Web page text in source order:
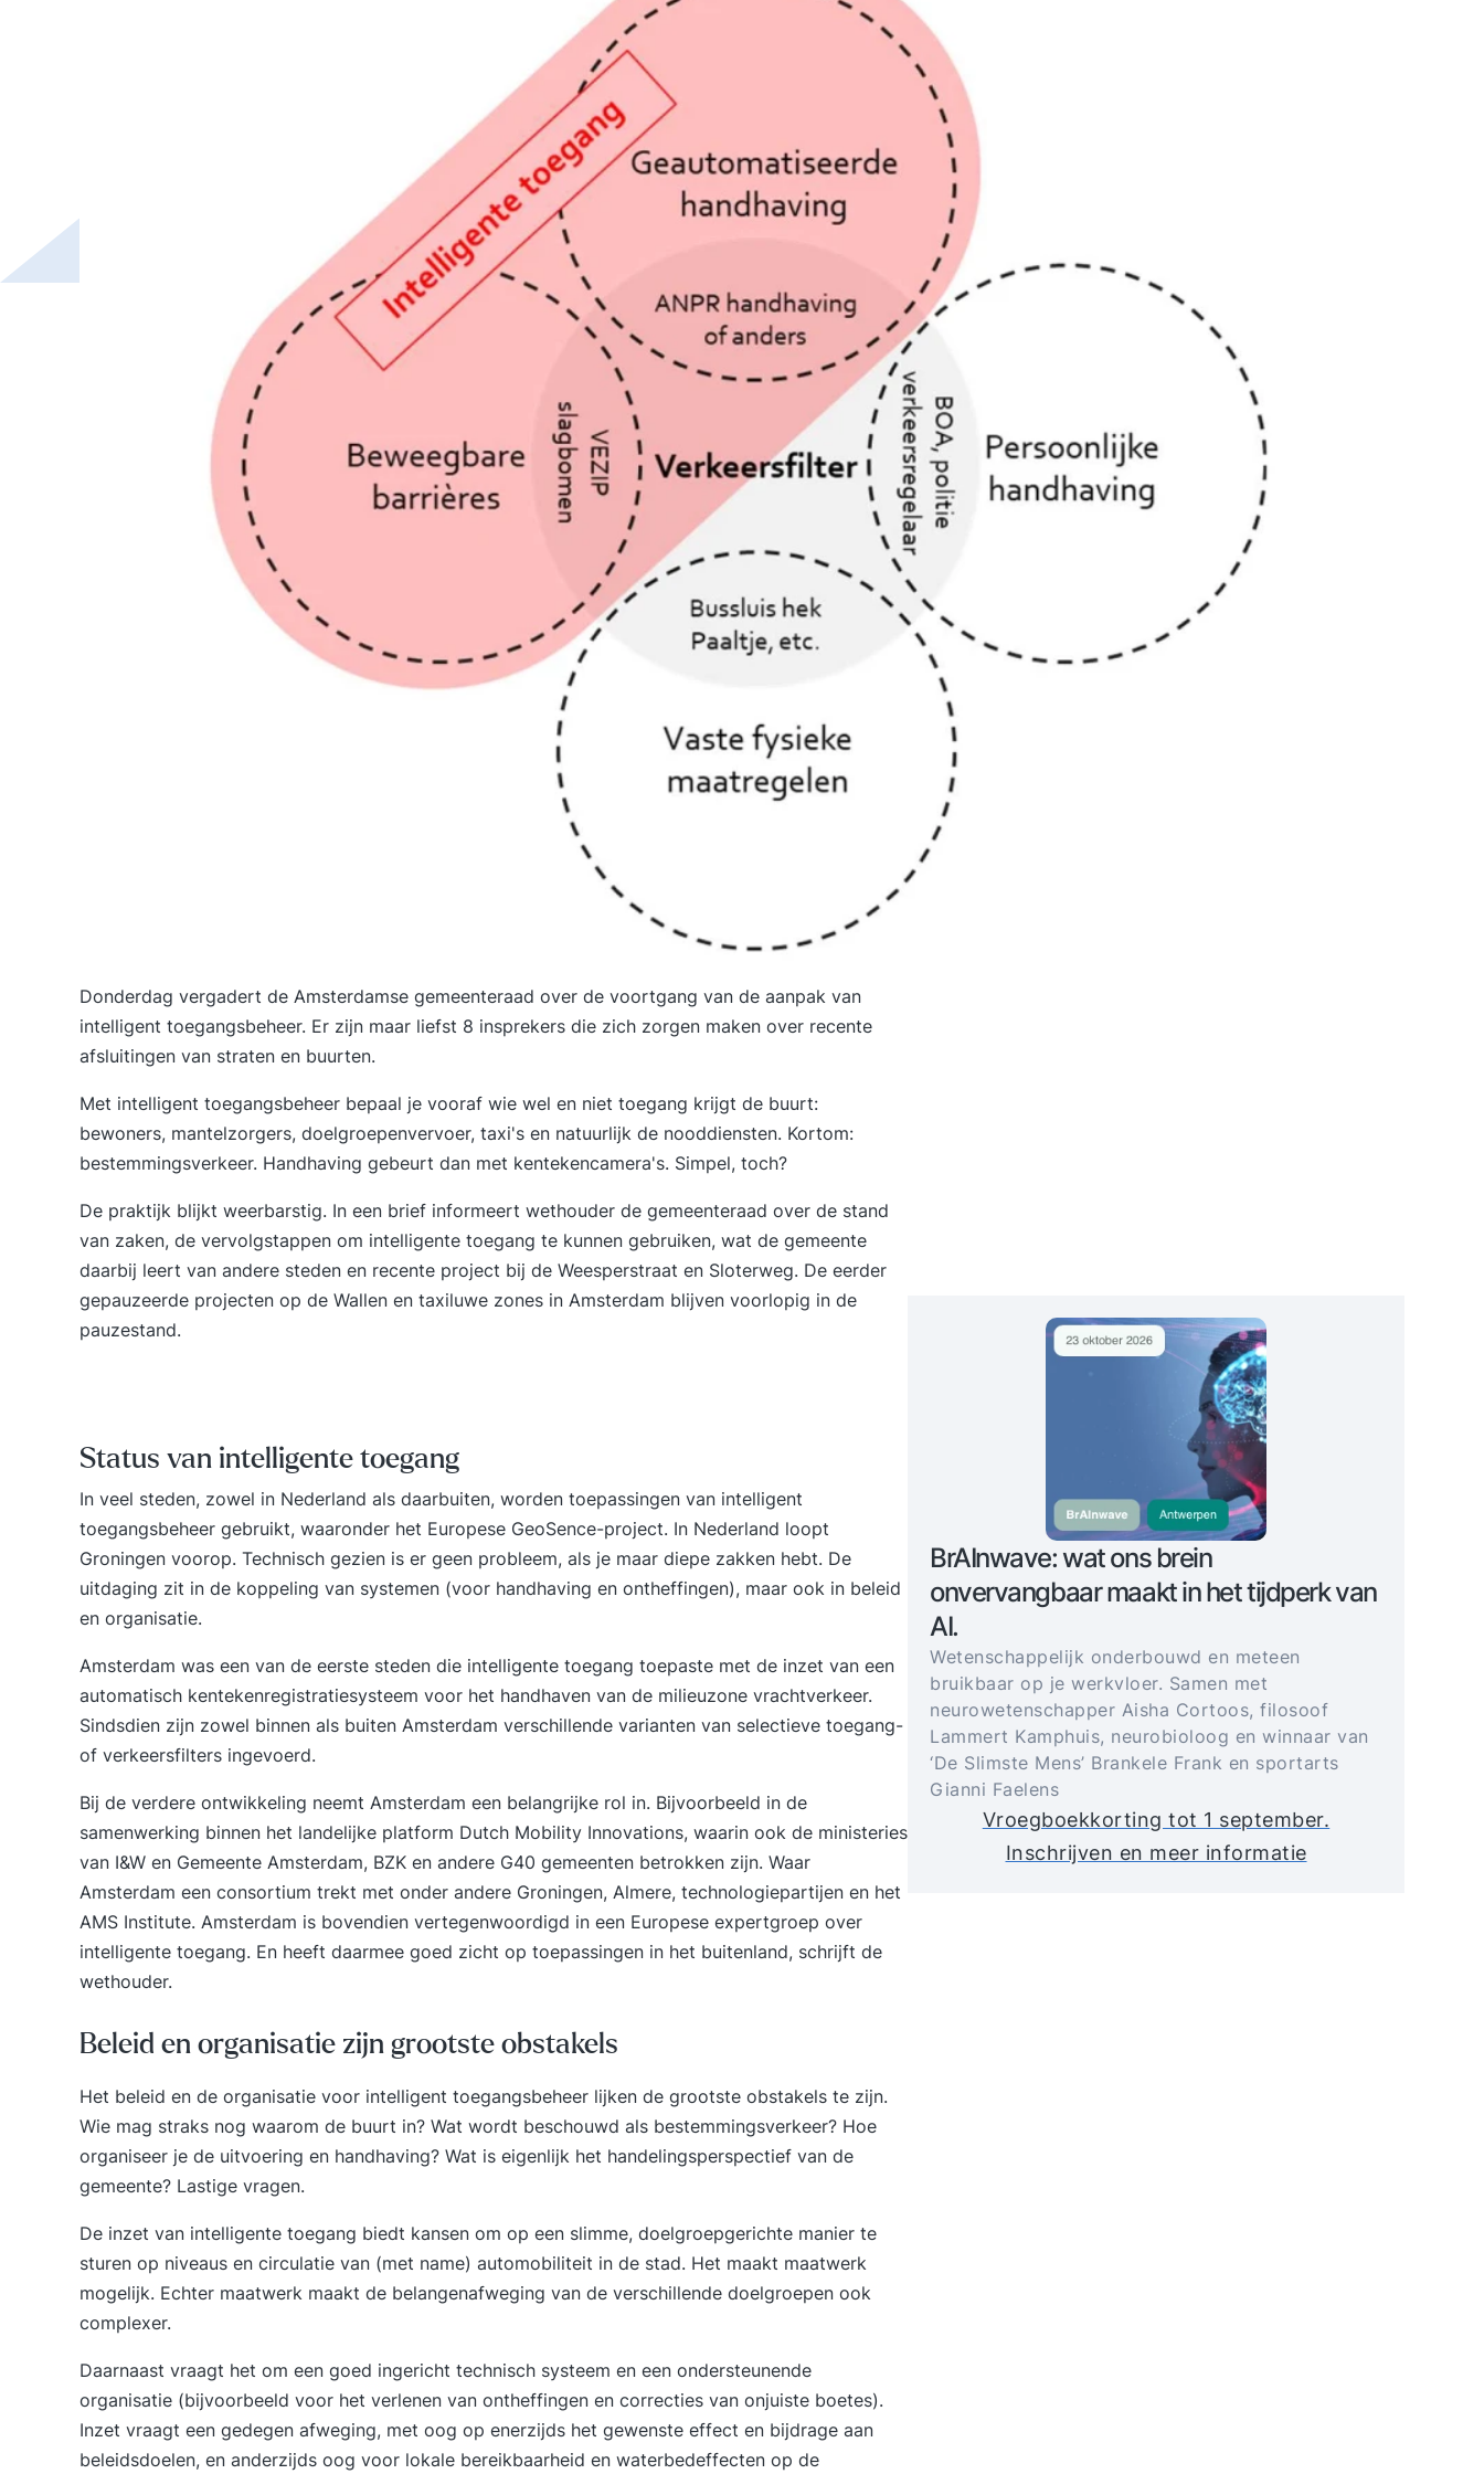
Donderdag vergadert de Amsterdamse gemeenteraad over de voortgang van de aanpak van
intelligent toegangsbeheer. Er zijn maar liefst 8 insprekers die zich zorgen maken over recente
afsluitingen van straten en buurten.
Met intelligent toegangsbeheer bepaal je vooraf wie wel en niet toegang krijgt de buurt:
bewoners, mantelzorgers, doelgroepenvervoer, taxi's en natuurlijk de nooddiensten. Kortom:
bestemmingsverkeer. Handhaving gebeurt dan met kentekencamera's. Simpel, toch?
De praktijk blijkt weerbarstig. In een brief informeert wethouder de gemeenteraad over de stand
van zaken, de vervolgstappen om intelligente toegang te kunnen gebruiken, wat de gemeente
daarbij leert van andere steden en recente project bij de Weesperstraat en Sloterweg. De eerder
gepauzeerde projecten op de Wallen en taxiluwe zones in Amsterdam blijven voorlopig in de
pauzestand.
Status van intelligente toegang
In veel steden, zowel in Nederland als daarbuiten, worden toepassingen van intelligent
toegangsbeheer gebruikt, waaronder het Europese GeoSence-project. In Nederland loopt
Groningen voorop. Technisch gezien is er geen probleem, als je maar diepe zakken hebt. De
uitdaging zit in de koppeling van systemen (voor handhaving en ontheffingen), maar ook in beleid
en organisatie.
Amsterdam was een van de eerste steden die intelligente toegang toepaste met de inzet van een
automatisch kentekenregistratiesysteem voor het handhaven van de milieuzone vrachtverkeer.
Sindsdien zijn zowel binnen als buiten Amsterdam verschillende varianten van selectieve toegang-
of verkeersfilters ingevoerd.
Bij de verdere ontwikkeling neemt Amsterdam een belangrijke rol in. Bijvoorbeeld in de
samenwerking binnen het landelijke platform Dutch Mobility Innovations, waarin ook de ministeries
van I&W en Gemeente Amsterdam, BZK en andere G40 gemeenten betrokken zijn. Waar
Amsterdam een consortium trekt met onder andere Groningen, Almere, technologiepartijen en het
AMS Institute. Amsterdam is bovendien vertegenwoordigd in een Europese expertgroep over
intelligente toegang. En heeft daarmee goed zicht op toepassingen in het buitenland, schrijft de
wethouder.
Beleid en organisatie zijn grootste obstakels
Het beleid en de organisatie voor intelligent toegangsbeheer lijken de grootste obstakels te zijn.
Wie mag straks nog waarom de buurt in? Wat wordt beschouwd als bestemmingsverkeer? Hoe
organiseer je de uitvoering en handhaving? Wat is eigenlijk het handelingsperspectief van de
gemeente? Lastige vragen.
De inzet van intelligente toegang biedt kansen om op een slimme, doelgroepgerichte manier te
sturen op niveaus en circulatie van (met name) automobiliteit in de stad. Het maakt maatwerk
mogelijk. Echter maatwerk maakt de belangenafweging van de verschillende doelgroepen ook
complexer.
Daarnaast vraagt het om een goed ingericht technisch systeem en een ondersteunende
organisatie (bijvoorbeeld voor het verlenen van ontheffingen en correcties van onjuiste boetes).
Inzet vraagt een gedegen afweging, met oog op enerzijds het gewenste effect en bijdrage aan
beleidsdoelen, en anderzijds oog voor lokale bereikbaarheid en waterbedeffecten op de
BrAInwave: wat ons brein
onvervangbaar maakt in het tijdperk van
AI.
Wetenschappelijk onderbouwd en meteen
bruikbaar op je werkvloer. Samen met
neurowetenschapper Aisha Cortoos, filosoof
Lammert Kamphuis, neurobioloog en winnaar van
‘De Slimste Mens’ Brankele Frank en sportarts
Gianni Faelens
Vroegboekkorting tot 1 september.
Inschrijven en meer informatie